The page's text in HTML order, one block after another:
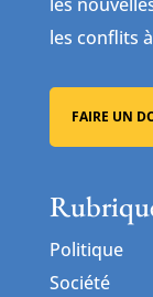
les conflits
FAIRE UN
Politique
Société